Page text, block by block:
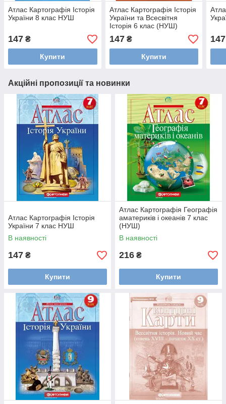
Атлас Картографія Історія
України 8 клас НУШ
147 ₴
Купити
Атлас Картографія Історія
України та Всесвітня
Історія 6 клас (НУШ)
147₴
Купити
147
Акційні пропозиції та новинки
Атлас Картографія Історія
України 7 клас НУШ
В наявності
147 ₴
Купити
Атлас Картографія Географія
аматериків і океанів 7 клас
(НУШ)
В наявності
216 ₴
Купити